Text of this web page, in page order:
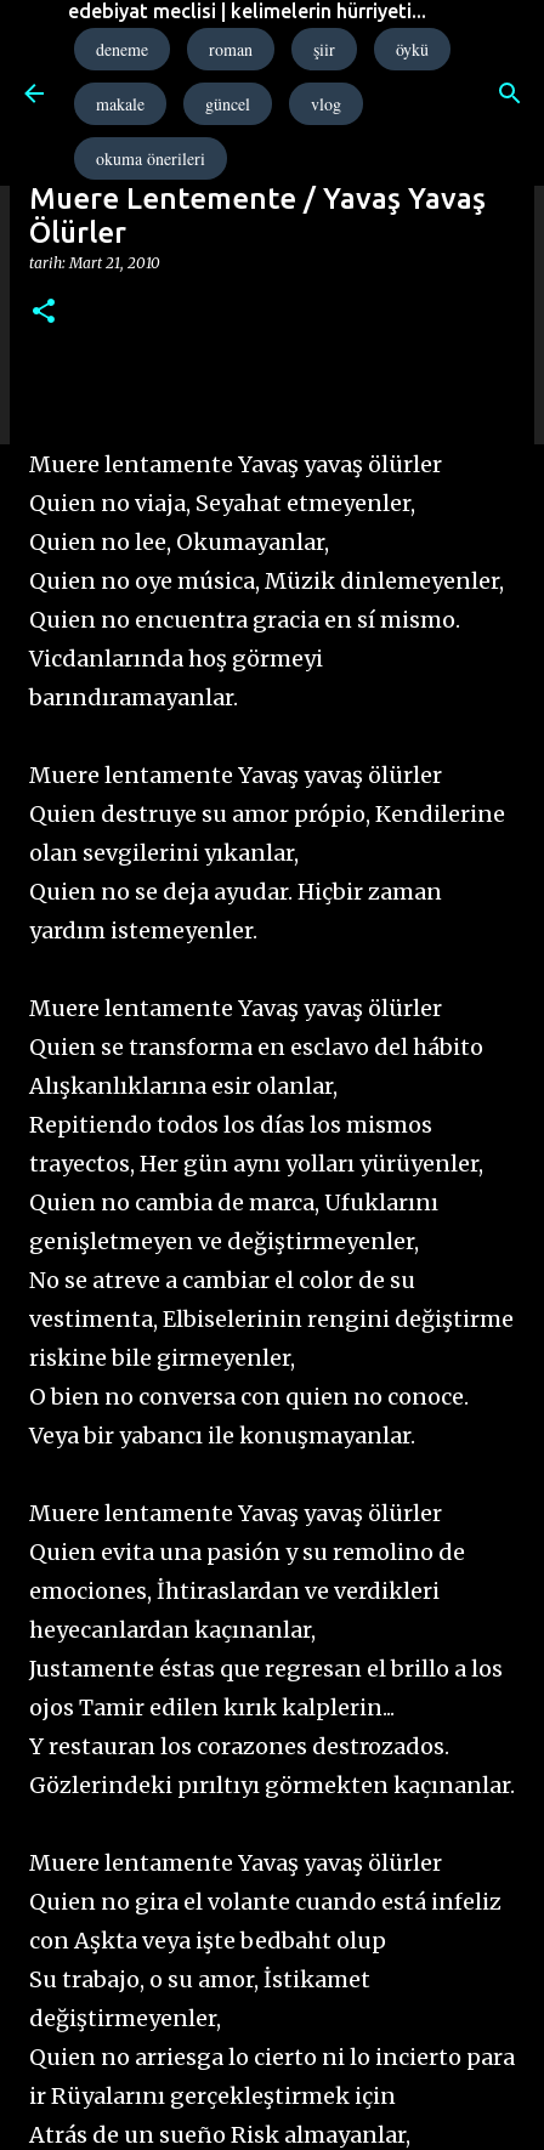
Ana içeriğe atla
edebiyat meclisi | kelimelerin hürriyeti...
deneme roman şiir öykü
makale güncel vlog
okuma önerileri
Muere Lentemente / Yavaş Yavaş
Ölürler
tarih:Mart 21, 2010
Muere lentamente Yavaş yavaş ölürler
Quien no viaja, Seyahat etmeyenler,
Quien no lee, Okumayanlar,
Quien no oye música, Müzik dinlemeyenler,
Quien no encuentra gracia en sí mismo.
Vicdanlarında hoş görmeyi
barındıramayanlar.
Muere lentamente Yavaş yavaş ölürler
Quien destruye su amor própio, Kendilerine
olan sevgilerini yıkanlar,
Quien no se deja ayudar. Hiçbir zaman
yardım istemeyenler.
Muere lentamente Yavaş yavaş ölürler
Quien se transforma en esclavo del hábito
Alışkanlıklarına esir olanlar,
Repitiendo todos los días los mismos
trayectos, Her gün aynı yolları yürüyenler,
Quien no cambia de marca, Ufuklarını
genişletmeyen ve değiştirmeyenler,
No se atreve a cambiar el color de su
vestimenta, Elbiselerinin rengini değiştirme
riskine bile girmeyenler,
O bien no conversa con quien no conoce.
Veya bir yabancı ile konuşmayanlar.
Muere lentamente Yavaş yavaş ölürler
Quien evita una pasión y su remolino de
emociones, İhtiraslardan ve verdikleri
heyecanlardan kaçınanlar,
Justamente éstas que regresan el brillo a los
ojos Tamir edilen kırık kalplerin...
Y restauran los corazones destrozados.
Gözlerindeki pırıltıyı görmekten kaçınanlar.
Muere lentamente Yavaş yavaş ölürler
Quien no gira el volante cuando está infeliz
con Aşkta veya işte bedbaht olup
Su trabajo, o su amor, İstikamet
değiştirmeyenler,
Quien no arriesga lo cierto ni lo incierto para
ir Rüyalarını gerçekleştirmek için
Atrás de un sueño Risk almayanlar,